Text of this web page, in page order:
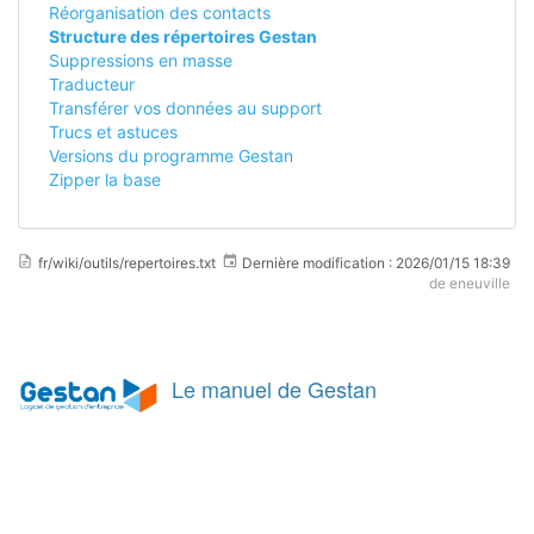
Réorganisation des contacts
Structure des répertoires Gestan
Suppressions en masse
Traducteur
Transférer vos données au support
Trucs et astuces
Versions du programme Gestan
Zipper la base
fr/wiki/outils/repertoires.txt Dernière modification : 2026/01/15 18:39
de eneuville
Le manuel de Gestan